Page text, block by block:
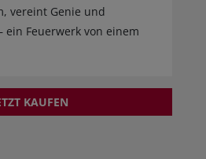
vereint Genie und
ein Feuerwerk von einem
KAUFEN